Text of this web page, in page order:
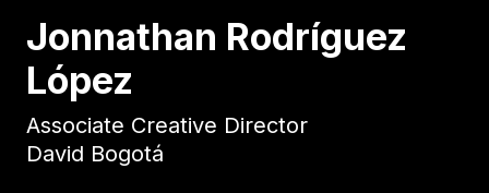
Jonnathan Rodríguez
López
Associate Creative Director
David Bogotá